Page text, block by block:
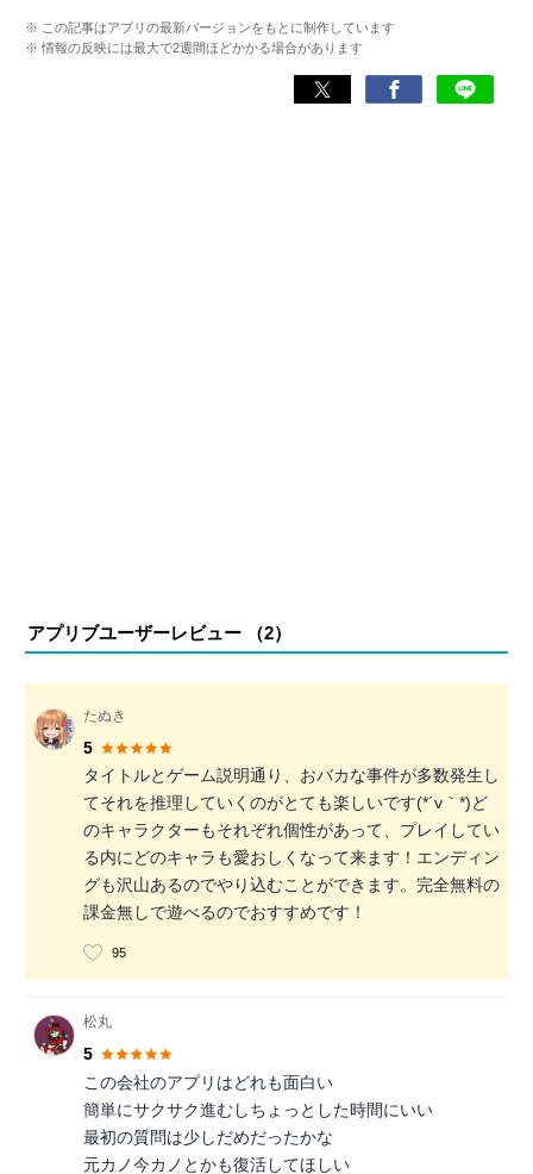
くして面白さを引き出し、人々に伝えるためゲームライタ
ーへと転向。
複数のゲームメディアの立ち上げや運営に携わるほか、ゲ
※ この記事はアプリの最新バージョンをもとに制作しています
※ 情報の反映には最大で2週間ほどかかる場合があります
アプリブユーザーレビュー （2）
たぬき
5
タイトルとゲーム説明通り、おバカな事件が多数発生し
てそれを推理していくのがとても楽しいです(*´v｀*)ど
のキャラクターもそれぞれ個性があって、プレイしてい
る内にどのキャラも愛おしくなって来ます！エンディン
グも沢山あるのでやり込むことができます。完全無料の
課金無しで遊べるのでおすすめです！
95
松丸
5
この会社のアプリはどれも面白い
簡単にサクサク進むしちょっとした時間にいい
最初の質問は少しだめだったかな
元カノ今カノとかも復活してほしい